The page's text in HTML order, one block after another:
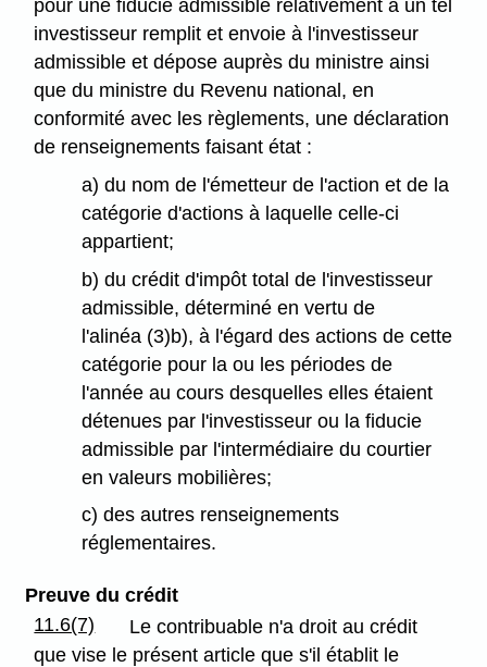
pour une fiducie admissible relativement à un tel
investisseur remplit et envoie à l'investisseur
admissible et dépose auprès du ministre ainsi
que du ministre du Revenu national, en
conformité avec les règlements, une déclaration
de renseignements faisant état :
a) du nom de l'émetteur de l'action et de la
catégorie d'actions à laquelle celle-ci
appartient;
b) du crédit d'impôt total de l'investisseur
admissible, déterminé en vertu de
l'alinéa (3)b), à l'égard des actions de cette
catégorie pour la ou les périodes de
l'année au cours desquelles elles étaient
détenues par l'investisseur ou la fiducie
admissible par l'intermédiaire du courtier
en valeurs mobilières;
c) des autres renseignements
réglementaires.
Preuve du crédit
11.6(7)
Le contribuable n'a droit au crédit
que vise le présent article que s'il établit le